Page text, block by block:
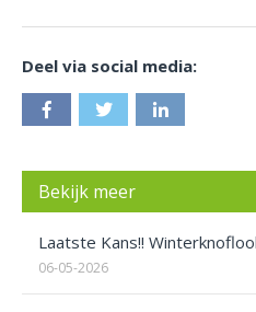
Deel via social media:
Bekijk meer
Laatste Kans!!
06-05-2026